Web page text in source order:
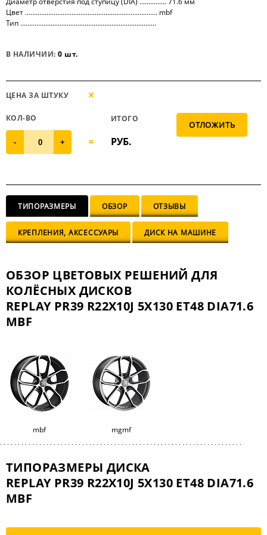
Цвет .......................................................................... mbf
Тип ............................................................................
В НАЛИЧИИ:0 шт.
ЦЕНА ЗА ШТУКУ
КОЛ-ВО
- +
ИТОГО
РУБ.
ТИПОРАЗМЕРЫ ОБЗОР ОТЗЫВЫ
КРЕПЛЕНИЯ, АКСЕССУАРЫ ДИСК НА МАШИНЕ
ОБЗОР ЦВЕТОВЫХ РЕШЕНИЙ ДЛЯ
КОЛЁСНЫХ ДИСКОВ
REPLAY PR39 R22X10J 5X130 ET48 DIA71.6
MBF
mbf mgmf
ТИПОРАЗМЕРЫ ДИСКА
REPLAY PR39 R22X10J 5X130 ET48 DIA71.6
MBF